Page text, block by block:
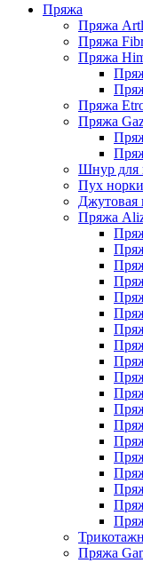
Пряжа
Пряжа
Пряжа
Пряжа
Пряжа
Пряжа
Шнур для
Пух норки
Джутовая
Пряжа
Пряжа